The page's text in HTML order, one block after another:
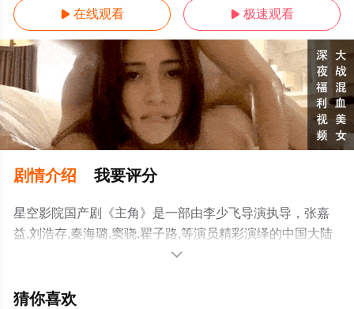
 在线观看  极速观看
剧情介绍 我要评分
星空影院国产剧《主角》是一部由李少飞导演执导，张嘉
益,刘浩存,秦海璐,窦骁,翟子路,等演员精彩演绎的中国大陆
电视剧，大结局剧情已揭晓（1-1全集），手机免费观看高
可移步至豆瓣电视剧、电视猫或剧情网等平台了解。

猜你喜欢